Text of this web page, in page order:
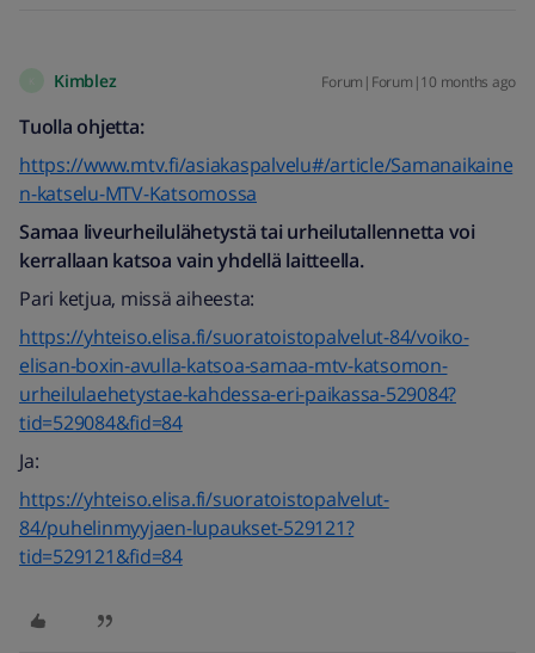
Kimblez Forum|Forum|10 months ago
Tuolla ohjetta:
https://www.mtv.fi/asiakaspalvelu#/article/Samanaikaine
n-katselu-MTV-Katsomossa
Samaa liveurheilulähetystä tai urheilutallennetta voi
kerrallaan katsoa vain yhdellä laitteella.
Pari ketjua, missä aiheesta:
https://yhteiso.elisa.fi/suoratoistopalvelut-84/voiko-
elisan-boxin-avulla-katsoa-samaa-mtv-katsomon-
urheilulaehetystae-kahdessa-eri-paikassa-529084?
tid=529084&fid=84
Ja:
https://yhteiso.elisa.fi/suoratoistopalvelut-
84/puhelinmyyjaen-lupaukset-529121?
tid=529121&fid=84